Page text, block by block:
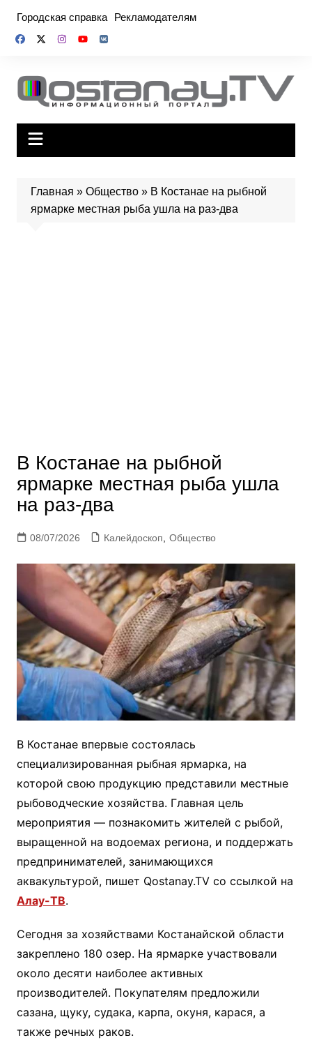
содержимому
Городская справка Рекламодателям
Главная » Общество» В Костанае на рыбной
ярмарке местная рыба ушла на раз-два
В Костанае на рыбной
ярмарке местная рыба ушла
на раз-два
08/07/2026 Калейдоскоп Общество
В Костанае впервые состоялась
специализированная рыбная ярмарка, на
которой свою продукцию представили местные
рыбоводческие хозяйства. Главная цель
мероприятия — познакомить жителей с рыбой,
выращенной на водоемах региона, и поддержать
предпринимателей, занимающихся
аквакультурой, пишет Qostanay.TV со ссылкой на
Алау-ТВ.
Сегодня за хозяйствами Костанайской области
закреплено 180 озер. На ярмарке участвовали
около десяти наиболее активных
производителей. Покупателям предложили
сазана, щуку, судака, карпа, окуня, карася, а
также речных раков.